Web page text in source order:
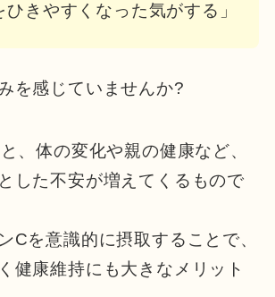
ひきやすくなった気がする」
を感じていませんか?
、体の変化や親の健康など、
した不安が増えてくるもので
Cを意識的に摂取することで、
健康維持にも大きなメリット